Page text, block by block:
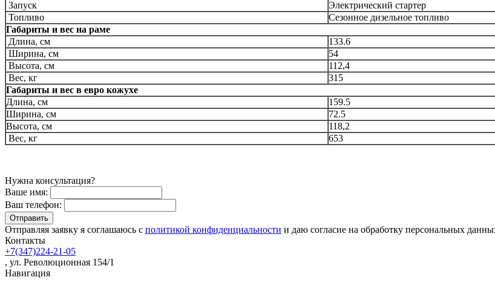
Запуск
Электрический стартер
Топливо
Сезонное дизельное топливо
Габариты и вес на раме
Длина, см
133.6
Ширина, см
54
Высота, см
112,4
Вес, кг
315
Габариты и вес в евро кожухе
Длина, см
159.5
Ширина, см
72.5
Высота, см
118,2
Вес, кг
653
Нужна консультация?
Ваше имя:
Ваш телефон:
Отправляя заявку я соглашаюсь с политикой конфиденциальности и даю согласие на обработку персональных
Контакты
+7(347)224-21-05
, ул. Революционная 154/1
Навигация